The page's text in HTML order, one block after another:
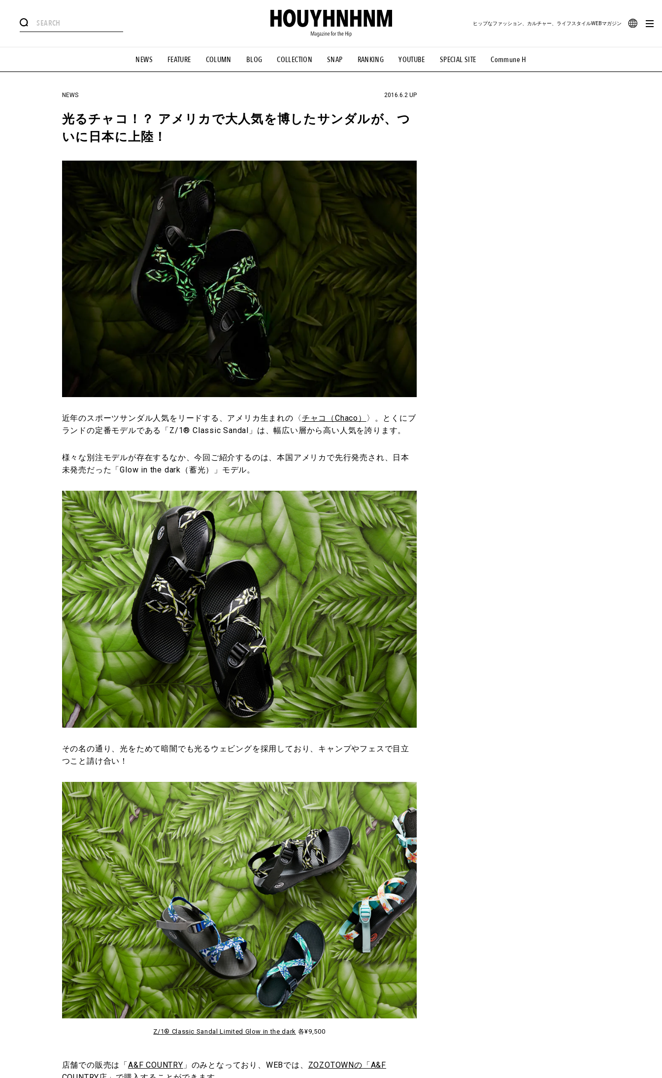
NEWS FEATURE COLUMN BLOG COLLECTION SNAP RANKING YOUTUBE SPECIAL SITE Commune H
ヒップなファッション、カルチャー、ライフスタイルWEBマガジン
#憧れの逸品 #ESSENTIAL DESIGNS #古着サミット #NEW VINTAGE #マイナーグッド図鑑 #路地裏てぃーん。 #MONTHLY JOURNAL
#GH 銘品の所以 #フイナムのYouTube #Commune H #FOCUS IT #AH.H #ととけん #FASHION #MUSIC #MOVIE #LIFESTYLE #SNEAKER #OUTDOOR
#HANDSOME HANDBOOK
NEWS 2016.6.2 UP
光るチャコ！？ アメリカで大人気を博したサンダルが、つ
いに日本に上陸！
近年のスポーツサンダル人気をリードする、アメリカ生まれの〈チャコ（Chaco）
〉。とくにブ
ランドの定番モデルである「Z/1® Classic Sandal」は、幅広い層から高い人気を誇ります。
様々な別注モデルが存在するなか、今回ご紹介するのは、本国アメリカで先行発売され、日本
未発売だった「Glow in the dark（蓄光）」モデル。
その名の通り、光をためて暗闇でも光るウェビングを採用しており、キャンプやフェスで目立
つこと請け合い！
Z/1® Classic Sandal Limited Glow in the dark 各¥9,500
店舗での販売は「A&F COUNTRY 」のみとなっており、WEBでは、 ZOZOTOWNの「A&F